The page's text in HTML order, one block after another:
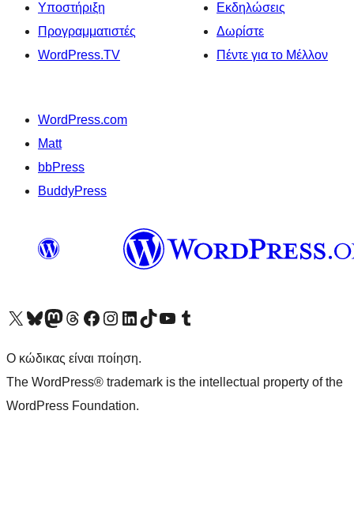
Υποστήριξη
Προγραμματιστές
WordPress.TV
Εκδηλώσεις
Δωρίστε
Πέντε για το Μέλλον
WordPress.com
Matt
bbPress
BuddyPress
Visit our X (formerly Twitter) account
Visit our Bluesky account
Επισκεφθείτε τον λογαριασμό μας στο Mastodon
Visit our Threads account
Επισκεφτείτε τη σελίδα μας στο Facebook
Επισκεφθείτε τον λογαριασμό μας Instagram
Επισκεφθείτε τον λογαριασμό μας LinkedIn
Visit our TikTok account
Visit our YouTube channel
Visit our Tumblr account
Ο κώδικας είναι ποίηση.
The WordPress® trademark is the intellectual property of the
WordPress Foundation.